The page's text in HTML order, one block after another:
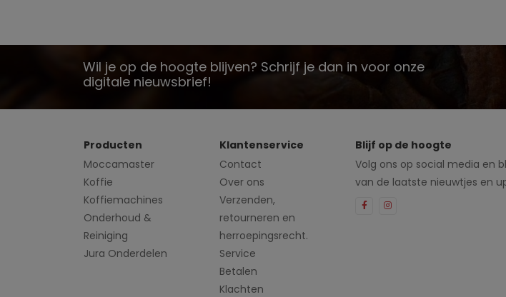
Wil je op de hoogte blijven? Schrijf je dan in voor onze
digitale nieuwsbrief!
Producten
Moccamaster
Koffie
Koffiemachines
Onderhoud &
Reiniging
Jura Onderdelen
Klantenservice
Contact
Over ons
Verzenden,
retourneren en
herroepingsrecht.
Service
Betalen
Klachten
Blijf op de hoogte
Volg ons op social media en
van de laatste nieuwtjes en